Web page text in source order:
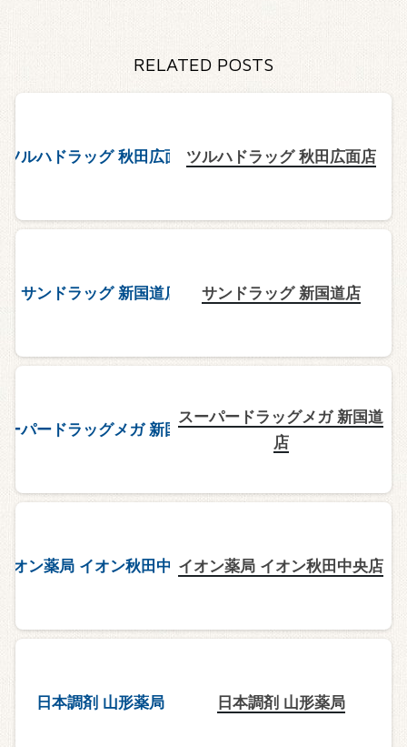
RELATED POSTS
ツルハドラッグ 秋田広面店
サンドラッグ 新国道店
スーパードラッグメガ 新国道
店
イオン薬局 イオン秋田中央店
日本調剤 山形薬局